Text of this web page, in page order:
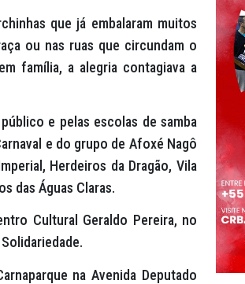
que já embalaram muitos
ou nas ruas que circundam o
família, a alegria contagiava a
e pelas escolas de samba
e do grupo de Afoxé Nagô
Herdeiros da Dragão, Vila
das Águas Claras.
Cultural Geraldo Pereira, no
na Avenida Deputado